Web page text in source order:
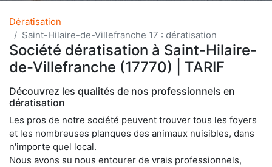
Dératisation
Saint-Hilaire-de-Villefranche 17 : dératisation
Société dératisation à Saint-Hilaire-
de-Villefranche (17770) | TARIF
Découvrez les qualités de nos professionnels en
dératisation
Les pros de notre société peuvent trouver tous les foyers
et les nombreuses planques des animaux nuisibles, dans
n'importe quel local.
Nous avons su nous entourer de vrais professionnels,